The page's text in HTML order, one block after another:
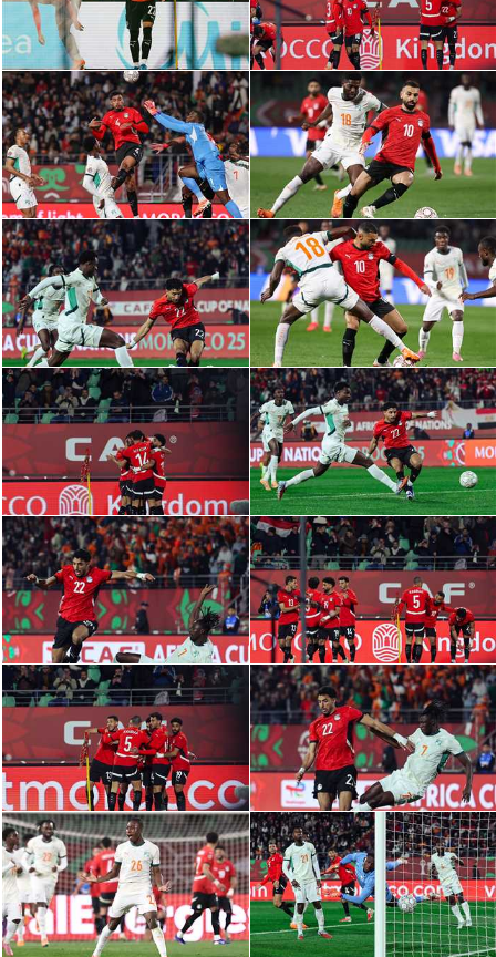
أقسام
الكرة المصرية
الدوري المصري
الكرة الأوروبية
الكرة الإفريقية
منتخب مصر
سعودي في الجول
الدوري الإنجليزي
الدوري الإسباني
دوري أبطال أوروبا
القسم الثاني
رياضات أخرى
أمم إفريقيا
كرة السلة الأمريكية
كرة سلة
كرة يد
كرة طائرة
الوطن العربي
في المونديال
رياضة نسائية
آسيا